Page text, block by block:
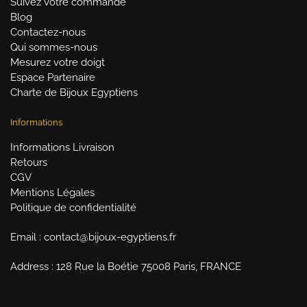
Blog
Contactez-nous
Qui sommes-nous
Mesurez votre doigt
Espace Partenaire
Charte de Bijoux Egyptiens
Informations
Informations Livraison
Retours
CGV
Mentions Légales
Politique de confidentialité
Email : contact@bijoux-egyptiens.fr
Address : 128 Rue la Boétie 75008 Paris, FRANCE